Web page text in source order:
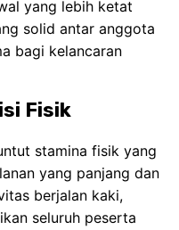
yang lebih ketat
solid antar anggota
bagi kelancaran
Fisik
stamina fisik yang
yang panjang dan
berjalan kaki,
seluruh peserta